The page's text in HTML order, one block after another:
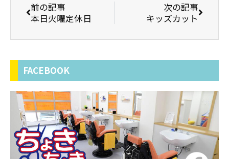
前の記事
本日火曜定休日
次の記事
キッズカット
FACEBOOK